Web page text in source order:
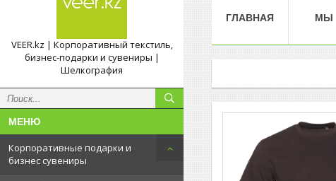
VEER.kz | Корпоративный текстиль,
бизнес-подарки и сувениры |
Шелкография
Корпоративные подарки и
бизнес сувениры
ГЛАВНАЯ МЫ